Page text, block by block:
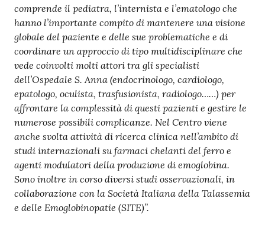
comprende il pediatra, l’internista e l’ematologo che
hanno l’importante compito di mantenere una visione
globale del paziente e delle sue problematiche e di
coordinare un approccio di tipo multidisciplinare che
vede coinvolti molti attori tra gli specialisti
dell’Ospedale S. Anna (endocrinologo, cardiologo,
epatologo, oculista, trasfusionista, radiologo……) per
affrontare la complessità di questi pazienti e gestire le
numerose possibili complicanze. Nel Centro viene
anche svolta attività di ricerca clinica nell’ambito di
studi internazionali su farmaci chelanti del ferro e
agenti modulatori della produzione di emoglobina.
Sono inoltre in corso diversi studi osservazionali, in
collaborazione con la Società Italiana della Talassemia
e delle Emoglobinopatie (SITE)”.